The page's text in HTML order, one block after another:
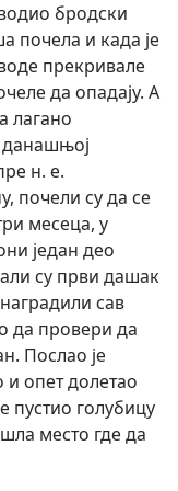
бродски
почела и када је
прекривале
да опадају. А
лагано
данашњој
н. е.
почели су да се
месеца, у
један део
су први дашак
сав
да провери да
Послао је
и опет долетао
пустио голубицу
место где да